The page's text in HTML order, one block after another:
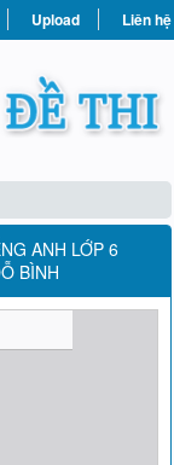
Upload Liên hệ
ANH LỚP 6
BÌNH